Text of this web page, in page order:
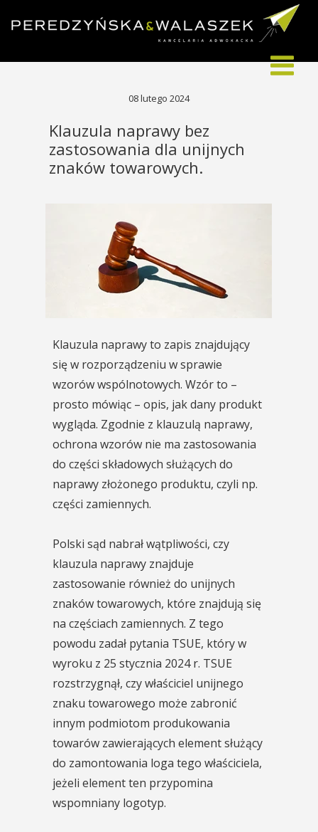
08 lutego 2024
Klauzula naprawy bez
zastosowania dla unijnych
znaków towarowych.
Klauzula naprawy to zapis znajdujący
się w rozporządzeniu w sprawie
wzorów wspólnotowych. Wzór to –
prosto mówiąc – opis, jak dany produkt
wygląda. Zgodnie z klauzulą naprawy,
ochrona wzorów nie ma zastosowania
do części składowych służących do
naprawy złożonego produktu, czyli np.
części zamiennych.
Polski sąd nabrał wątpliwości, czy
klauzula naprawy znajduje
zastosowanie również do unijnych
znaków towarowych, które znajdują się
na częściach zamiennych. Z tego
powodu zadał pytania TSUE, który w
wyroku z 25 stycznia 2024 r. TSUE
rozstrzygnął, czy właściciel unijnego
znaku towarowego może zabronić
innym podmiotom produkowania
towarów zawierających element służący
do zamontowania loga tego właściciela,
jeżeli element ten przypomina
wspomniany logotyp.